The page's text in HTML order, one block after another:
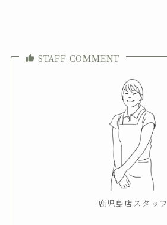
STAFF COMMENT
鹿児島店スタッフ